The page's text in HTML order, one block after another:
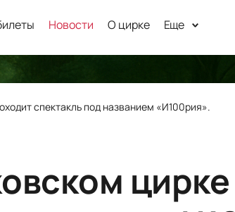
Новости О цирке Еще
спектакль под названием «И100рия».